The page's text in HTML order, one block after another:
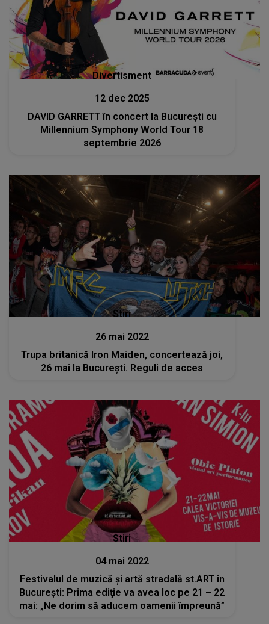
Divertisment
12 dec 2025
DAVID GARRETT în concert la București cu
Millennium Symphony World Tour 18
septembrie 2026
Stiri
26 mai 2022
Trupa britanică Iron Maiden, concertează joi,
26 mai la București. Reguli de acces
Stiri
04 mai 2022
Festivalul de muzică şi artă stradală st.ART în
București: Prima ediţie va avea loc pe 21 – 22
mai: „Ne dorim să aducem oamenii împreună”